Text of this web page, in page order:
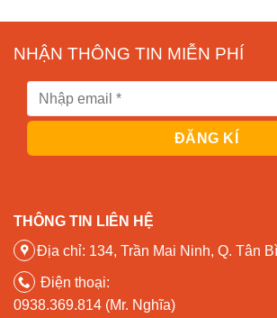
NHẬN THÔNG TIN MIỄN PHÍ
THÔNG TIN LIÊN HỆ
Địa chỉ: 134, Trần Mai Ninh, Q. Tân
Điện thoại:
0938.369.814 (Mr. Nghĩa)